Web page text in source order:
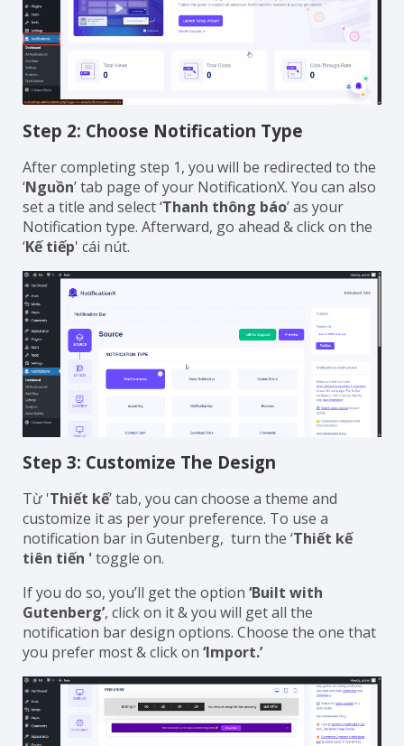
Step 2: Choose Notification Type
After completing step 1, you will be redirected to the
‘Nguồn’ tab page of your NotificationX. You can also
set a title and select ‘Thanh thông báo’ as your
Notification type. Afterward, go ahead & click on the
‘Kế tiếp' cái nút.
Step 3: Customize The Design
Từ 'Thiết kế’ tab, you can choose a theme and
customize it as per your preference. To use a
notification bar in Gutenberg, turn the ‘Thiết kế
tiên tiến 'toggle on.
If you do so, you’ll get the option ‘Built with
Gutenberg’, click on it & you will get all the
notification bar design options. Choose the one that
you prefer most & click on ‘Import.’